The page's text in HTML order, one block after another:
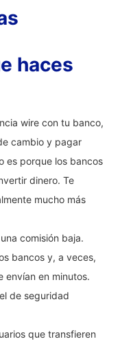
haces
wire con tu banco,
cambio y pagar
es porque los bancos
dinero. Te
mucho más
comisión baja.
bancos y, a veces,
envían en minutos.
de seguridad
que transfieren